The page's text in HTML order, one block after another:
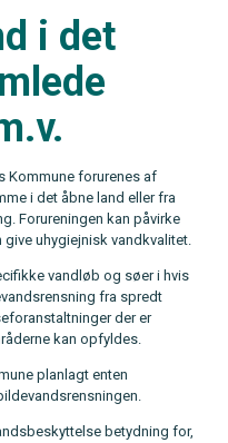
i det
Kommune forurenes af
i det åbne land eller fra
Forureningen kan påvirke
uhygiejnisk vandkvalitet.
vandløb og søer i hvis
fra spredt
der er
kan opfyldes.
planlagt enten
betydning for,